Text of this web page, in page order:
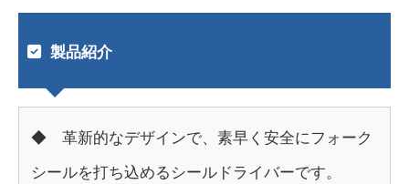
製品紹介
◆ 革新的なデザインで、素早く安全にフォーク
シールを打ち込めるシールドライバーです。